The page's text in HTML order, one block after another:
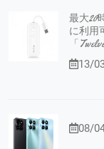
最大20
に利用
「
13/
08/